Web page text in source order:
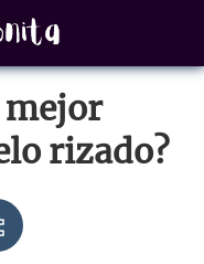
mejor
rizado?